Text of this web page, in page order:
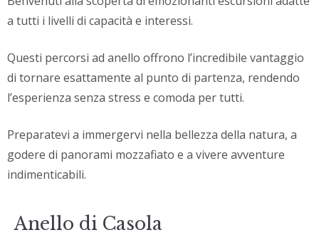
a tutti i livelli di capacità e interessi.
Questi percorsi ad anello offrono l’incredibile vantaggio
di tornare esattamente al punto di partenza, rendendo
l’esperienza senza stress e comoda per tutti.
Preparatevi a immergervi nella bellezza della natura, a
godere di panorami mozzafiato e a vivere avventure
indimenticabili.
Anello di Casola